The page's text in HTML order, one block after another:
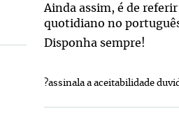
Ainda assim, é de
quotidiano no
Disponha sempre!
?assinala a aceitabilidade